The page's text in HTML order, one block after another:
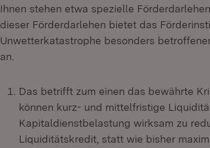
Ihnen stehen etwa spezielle
dieser Förderdarlehen bietet das
Unwetterkatastrophe besonders
an.
Das betrifft zum einen das bewährte
können kurz- und mittelfristige
Kapitaldienstbelastung wirksam zu
Liquiditätskredit, statt wie bisher